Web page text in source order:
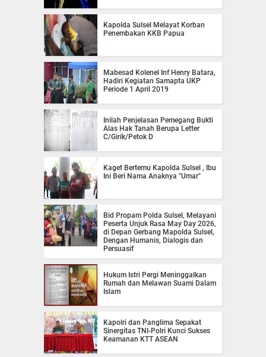
Kapolda Sulsel Melayat Korban
Penembakan KKB Papua
Mabesad Kolenel Inf Henry Batara,
Hadiri Kegiatan Samapta UKP
Periode 1 April 2019
Inilah Penjelasan Pemegang Bukti
Alas Hak Tanah Berupa Letter
C/Girik/Petok D
Kaget Bertemu Kapolda Sulsel , Ibu
Ini Beri Nama Anaknya "Umar"
Bid Propam Polda Sulsel, Melayani
Peserta Unjuk Rasa May Day 2026,
di Depan Gerbang Mapolda Sulsel,
Dengan Humanis, Dialogis dan
Persuasif
Hukum Istri Pergi Meninggalkan
Rumah dan Melawan Suami Dalam
Islam
Kapolri dan Panglima Sepakat
Sinergitas TNI-Polri Kunci Sukses
Keamanan KTT ASEAN